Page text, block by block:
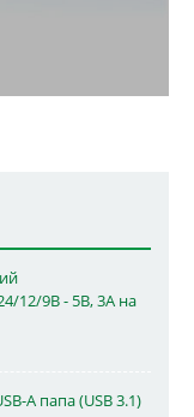
12/9В - 5В, 3А на
A папа (USB 3.1)